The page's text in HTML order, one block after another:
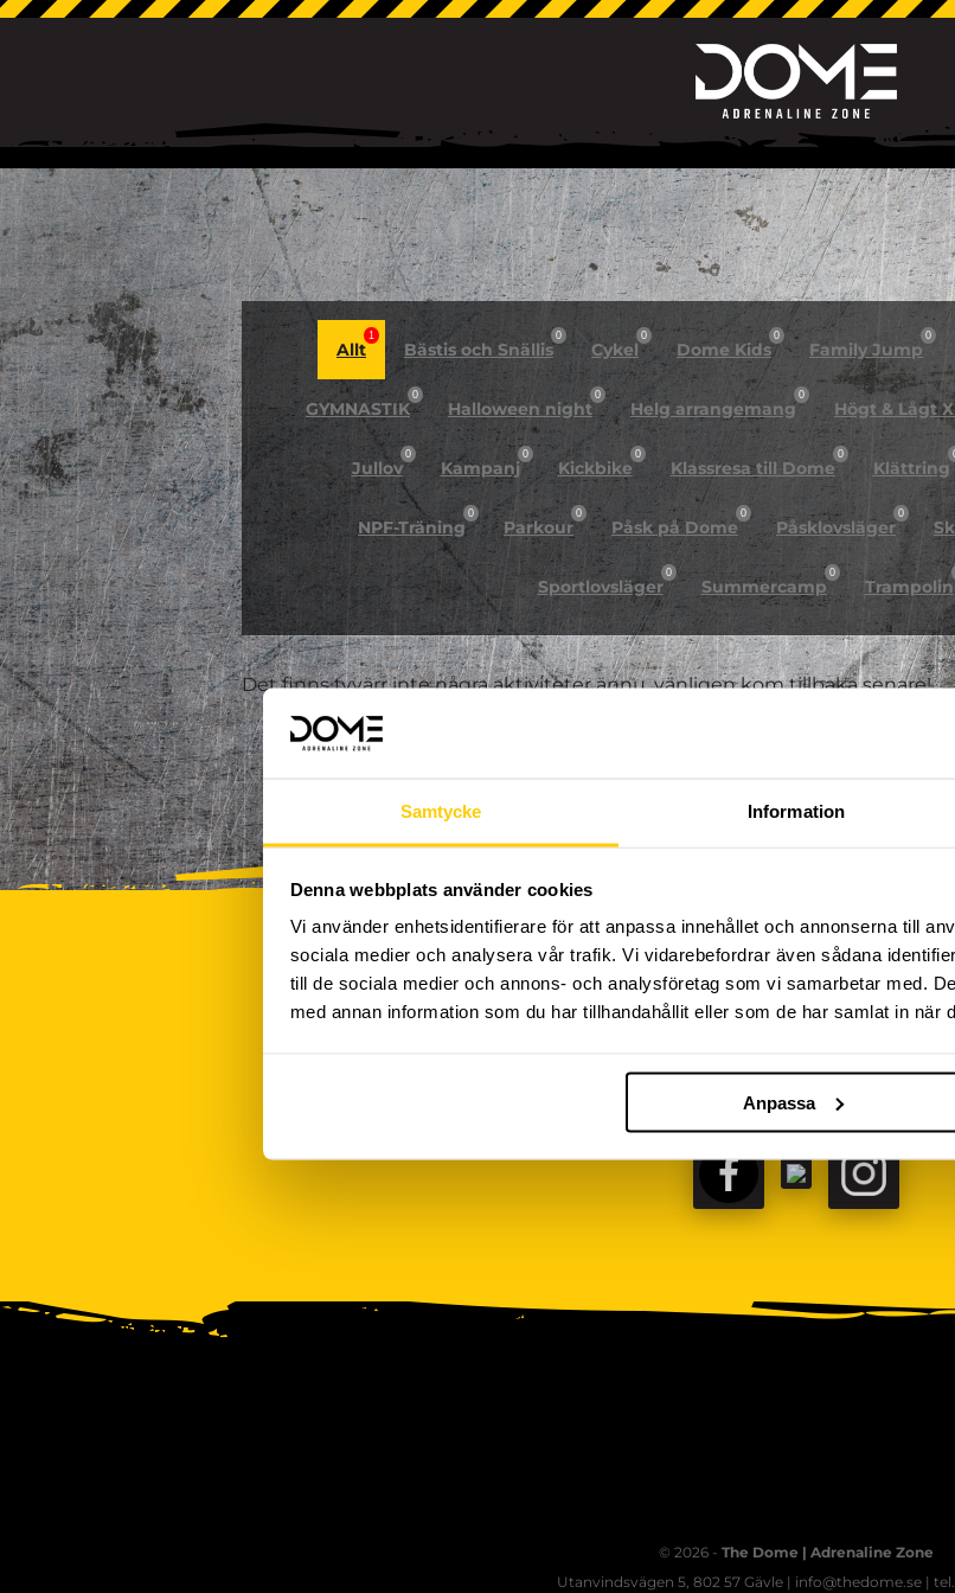
Samtycke Information
Denna webbplats använder cookies
Vi använder enhetsidentifierare för att anpassa innehållet och annonserna till
sociala medier och analysera vår trafik. Vi vidarebefordrar även sådana
till de sociala medier och annons- och analysföretag som vi samarbetar med.
med annan information som du har tillhandahållit eller som de har samlat in när
Anpassa
Allt
1
Bästis och Snällis
0
Cykel
0
Dome Kids
0
Family Jump
0
GYMNASTIK
0
Halloween night
0
Helg arrangemang
0
Högt & Lågt
Jullov
0
Kampanj
0
Kickbike
0
Klassresa till Dome
0
Klättring
NPF-Träning
0
Parkour
0
Påsk på Dome
0
Påsklovsläger
0
Sportlovsläger
0
Summercamp
0
Trampolin
Det finns tyvärr inte några aktiviteter ännu, vänligen kom tillbaka senare!
FÖLJ OSS PÅ SOCIALA
FACEBOOKTIKTOK
© 2026 - The Dome | Adrenaline Zone
Utanvindsvägen 5, 802 57 Gävle | info@thedome.se |